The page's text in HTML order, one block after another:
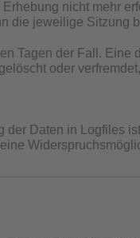
nicht mehr
die jeweilige Sitzung
Tagen der Fall. Eine
oder
Daten in Logfiles